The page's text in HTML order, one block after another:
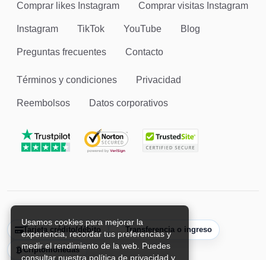
Usamos cookies para mejorar la
experiencia, recordar tus preferencias y
medir el rendimiento de la web. Puedes
consultar nuestra política de privacidad y
Comprar likes Instagram Comprar visitas Instagram
Instagram TikTok YouTube Blog
Preguntas frecuentes Contacto
Términos y condiciones Privacidad
Reembolsos Datos corporativos
Tarjeta crédito/débito Transferencia o ingreso
Criptomonedas